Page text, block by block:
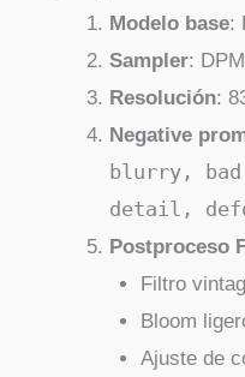
Modelo base:
Sampler:
Resolución:
Negative
blurry,
detail,
Postproceso
Filtro
Bloom
Ajuste de